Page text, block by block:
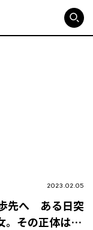
2023.02.05
先へ ある日突
。その正体は…